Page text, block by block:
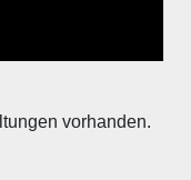
vorhanden.